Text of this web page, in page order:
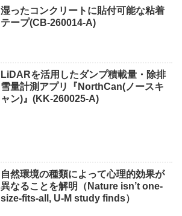
湿ったコンクリートに貼付可能な粘着
テープ(CB-260014-A)
LiDARを活用したダンプ積載量・除排
雪量計測アプリ『NorthCan(ノースキ
ャン)』(KK-260025-A)
自然環境の種類によって心理的効果が
異なることを解明（Nature isn’t one-
size-fits-all, U-M study finds）